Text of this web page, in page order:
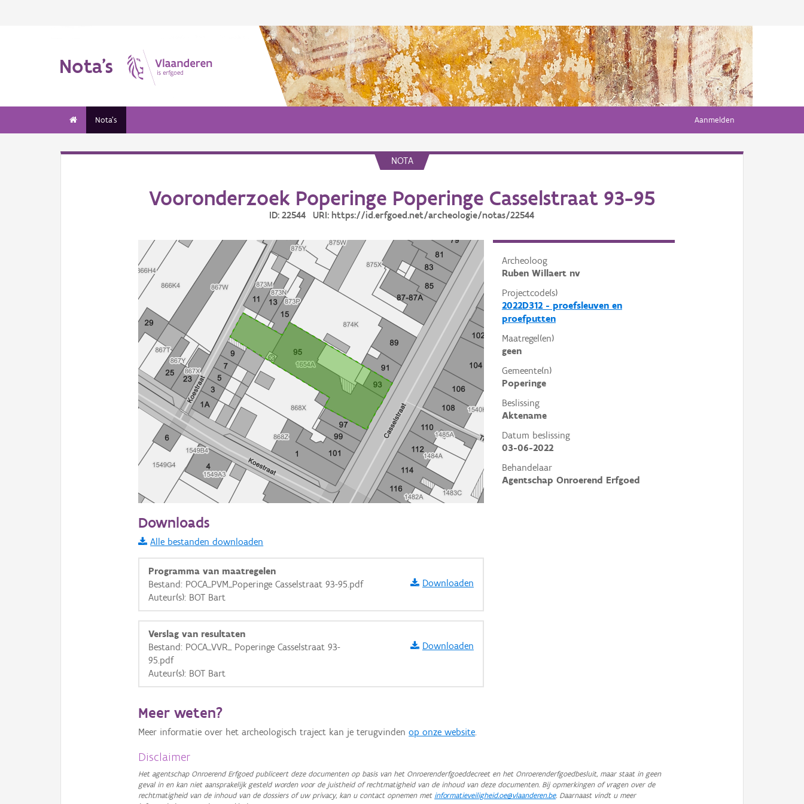
Nota's
Nota's Aanmelden
NOTA
Vooronderzoek Poperinge Poperinge Casselstraat 93-95
ID: 22544 URI: https://id.erfgoed.net/archeologie/notas/22544
Archeoloog
Ruben Willaert nv
Projectcode(s)
2022D312 - proefsleuven en
proefputten
Maatregel(en)
geen
Gemeente(n)
Poperinge
Beslissing
Aktename
Datum beslissing
03-06-2022
Behandelaar
Agentschap Onroerend Erfgoed
Informatie Vlaanderen
i
+ −
Basis Lagen
OSM-Basiskaart
Ortho
GRB-Basiskaart
GRB-Basiskaart in grijswaarden
Downloads
Alle bestanden downloaden
Programma van maatregelen
Bestand: POCA_PVM_Poperinge Casselstraat 93-95.pdf
Auteur(s): BOT Bart
Downloaden
Verslag van resultaten
Bestand: POCA_VVR_ Poperinge Casselstraat 93-
95.pdf
Auteur(s): BOT Bart
Downloaden
Meer weten?
Meer informatie over het archeologisch traject kan je terugvindenop onze website.
Disclaimer
Het agentschap Onroerend Erfgoed publiceert deze documenten op basis van het Onroerenderfgoeddecreet en het Onroerenderfgoedbesluit, maar staat in geen
geval in en kan niet aansprakelijk gesteld worden voor de juistheid of rechtmatigheid van de inhoud van deze documenten. Bij opmerkingen of vragen over de
rechtmatigheid van de inhoud van de dossiers of uw privacy, kan u contact opnemen met informatieveiligheid.oe@vlaanderen.be. Daarnaast vindt u meer